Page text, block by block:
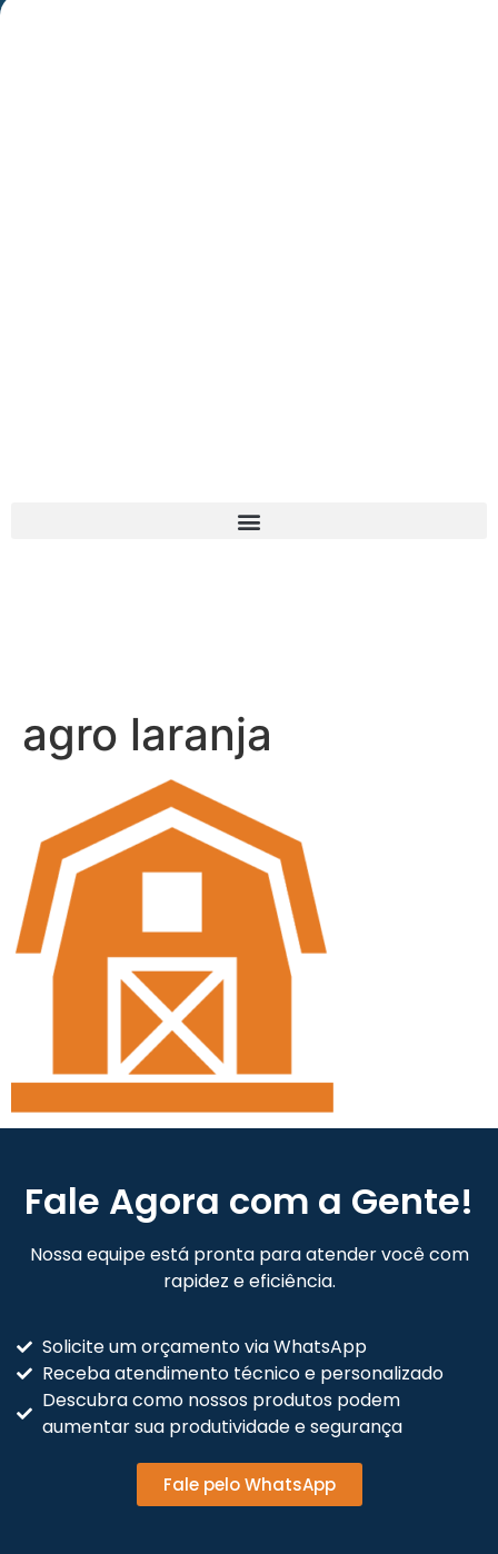
agro laranja
Fale Agora com a Gente!
Nossa equipe está pronta para atender você com
rapidez e eficiência.
Solicite um orçamento via WhatsApp
Receba atendimento técnico e personalizado
Descubra como nossos produtos podem
aumentar sua produtividade e segurança
Fale pelo WhatsApp